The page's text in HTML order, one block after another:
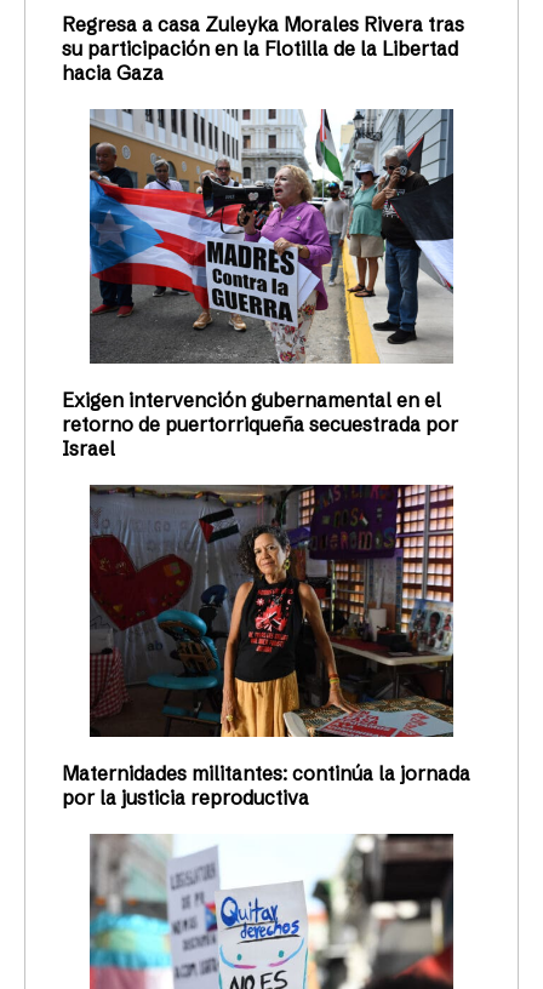
Regresa a casa Zuleyka Morales Rivera tras
su participación en la Flotilla de la Libertad
hacia Gaza
Exigen intervención gubernamental en el
retorno de puertorriqueña secuestrada por
Israel
Maternidades militantes: continúa la jornada
por la justicia reproductiva